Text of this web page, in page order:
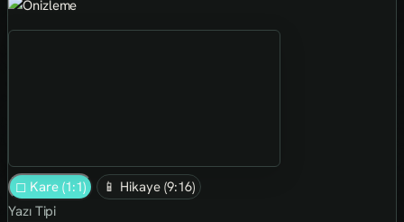
◻ Kare (1:1)
📱 Hikaye (9:16)
Yazı Tipi